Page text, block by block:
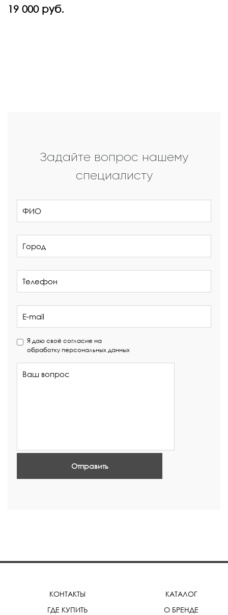
19 000 руб.
Задайте вопрос нашему
специалисту
Я даю своё согласие на
обработку персональных данных
Отправить
КОНТАКТЫ
ГДЕ КУПИТЬ
КАТАЛОГ
О БРЕНДЕ